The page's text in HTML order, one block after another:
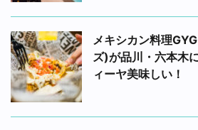
メキシカン料理
ズ)が品川・六本木
ィーヤ美味しい！